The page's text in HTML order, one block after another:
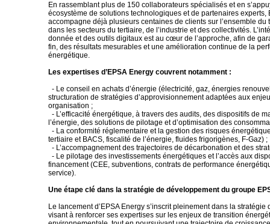
En rassemblant plus de 150 collaborateurs spécialisés et en
écosystème de solutions technologiques et de partenaires experts,
accompagne déjà plusieurs centaines de clients sur l’ensemble du
dans les secteurs du tertiaire, de l’industrie et des collectivités.
donnée et des outils digitaux est au cœur de l’approche, afin de
fin, des résultats mesurables et une amélioration continue de la
énergétique.
Les expertises d’EPSA Energy couvrent notamment :
- Le conseil en achats d’énergie (électricité, gaz, énergies
structuration de stratégies d’approvisionnement adaptées aux
organisation ;
- L’efficacité énergétique, à travers des audits, des dispositifs de
l’énergie, des solutions de pilotage et d’optimisation des
- La conformité réglementaire et la gestion des risques
tertiaire et BACS, fiscalité de l’énergie, fluides frigorigènes, F-Gaz) ;
- L’accompagnement des trajectoires de décarbonation et des
- Le pilotage des investissements énergétiques et l’accès aux
financement (CEE, subventions, contrats de performance
service).
Une étape clé dans la stratégie de développement du groupe
Le lancement d’EPSA Energy s’inscrit pleinement dans la stratégie
visant à renforcer ses expertises sur les enjeux de transition